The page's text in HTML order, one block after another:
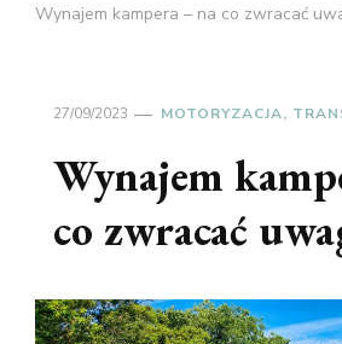
Wynajem kampera – na co zwracać
27/09/2023 MOTORYZACJA,
Wynajem
co zwracać